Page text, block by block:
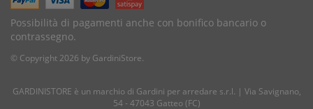
Possibilità di pagamenti anche con bonifico bancario o
contrassegno.
© Copyright 2026 by GardiniStore.
GARDINISTORE è un marchio di Gardini per arredare s.r.l. | Via Savignano,
54 - 47043 Gatteo (FC)